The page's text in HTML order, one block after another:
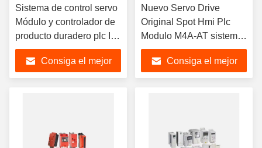
Sistema de control servo
Módulo y controlador de
producto duradero plc IO
nuevo y original 6ES7
422-1HH00-0AA0
Consiga el mejor
Nuevo Servo Drive
Original Spot Hmi Plc
Modulo M4A-AT sistema
de control de servo
Consiga el mejor